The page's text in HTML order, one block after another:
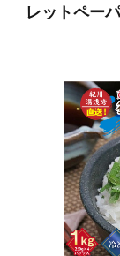
レットペー
ール 全18
香り付き 日
備品 ペー
備蓄 送料